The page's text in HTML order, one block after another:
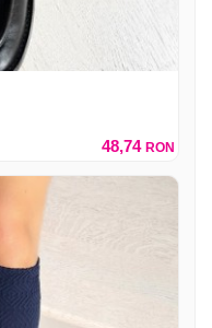
48,74 RON